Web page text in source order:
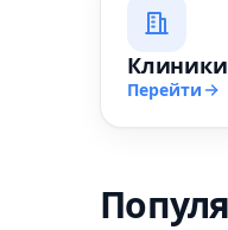
Клиники
Перейти